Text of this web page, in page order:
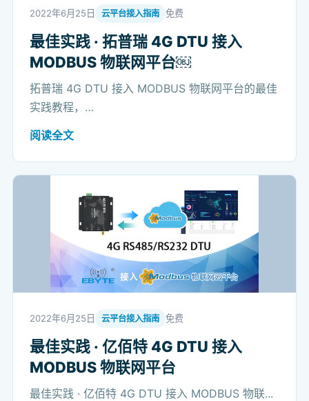
2022年6月25日 云平台接入指南 免费
最佳实践 · 拓普瑞 4G DTU 接入
MODBUS 物联网平台￼
拓普瑞 4G DTU 接入 MODBUS 物联网平台的最佳
实践教程，…
阅读全文
2022年6月25日 云平台接入指南 免费
最佳实践 · 亿佰特 4G DTU 接入
MODBUS 物联网平台
最佳实践 · 亿佰特 4G DTU 接入 MODBUS 物联...